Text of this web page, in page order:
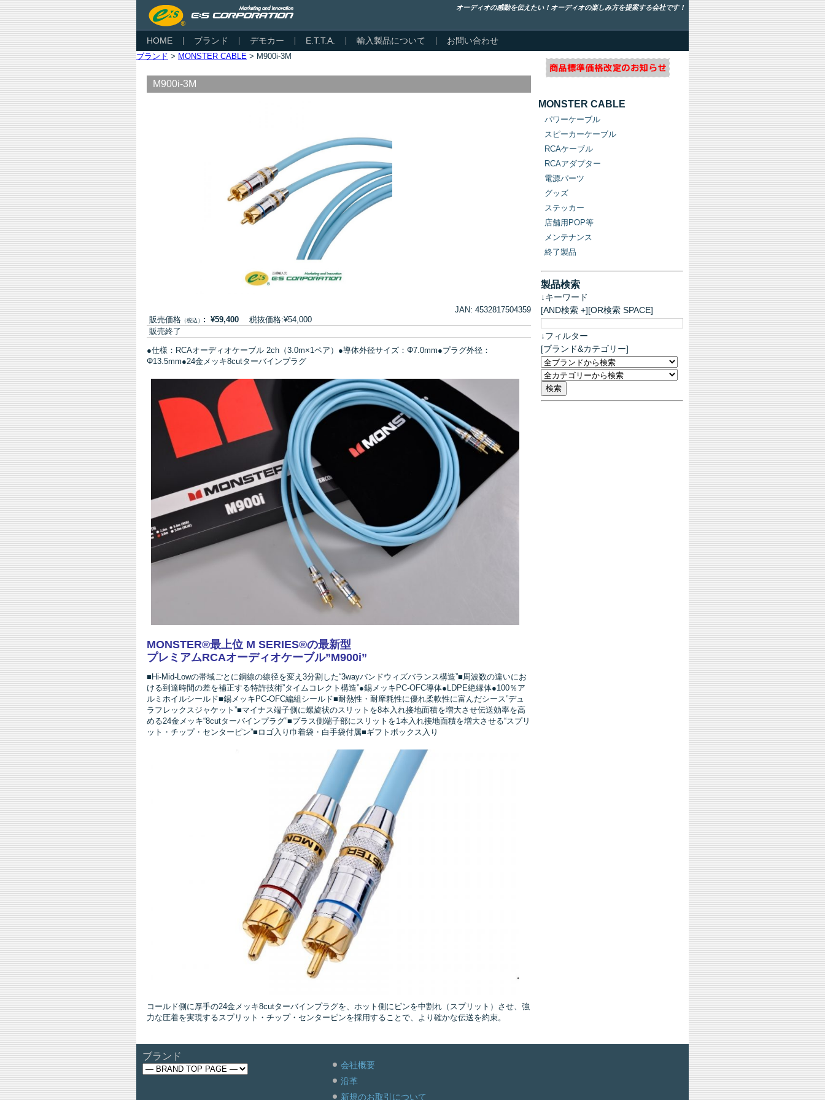
オーディオの感動を伝えたい！オーディオの楽しみ方を提案する会社です！
HOME ブランド デモカー E.T.T.A. 輸入製品について お問い合わせ
ブランド > MONSTER CABLE > M900i-3M
M900i-3M
JAN: 4532817504359
販売価格 （税込） : ¥59,400 税抜価格:¥54,000
販売終了
●仕様：RCAオーディオケーブル 2ch（3.0m×1ペア）●導体外径サイズ：Φ7.0mm●プラグ外径：
Φ13.5mm●24金メッキ8cutターバインプラグ
MONSTER®最上位 M SERIES®の最新型
プレミアムRCAオーディオケーブル”M900i”
■Hi-Mid-Lowの帯域ごとに銅線の線径を変え3分割した“3wayバンドウィズバランス構造”■周波数の違いにお
ける到達時間の差を補正する特許技術”タイムコレクト構造”●錫メッキPC-OFC導体●LDPE絶縁体●100％ア
ルミホイルシールド■錫メッキPC-OFC編組シールド■耐熱性・耐摩耗性に優れ柔軟性に富んだシース”デュ
ラフレックスジャケット”■マイナス端子側に螺旋状のスリットを8本入れ接地面積を増大させ伝送効率を高
める24金メッキ“8cutターバインプラグ”■プラス側端子部にスリットを1本入れ接地面積を増大させる“スプリ
ット・チップ・センターピン”■ロゴ入り巾着袋・白手袋付属■ギフトボックス入り
コールド側に厚手の24金メッキ8cutターバインプラグを、ホット側にピンを中割れ（スプリット）させ、強
力な圧着を実現するスプリット・チップ・センターピンを採用することで、より確かな伝送を約束。
MONSTER CABLE
パワーケーブル
スピーカーケーブル
RCAケーブル
RCAアダプター
電源パーツ
グッズ
ステッカー
店舗用POP等
メンテナンス
終了製品
製品検索
↓キーワード
[AND検索 +][OR検索 SPACE]
↓フィルター
[ブランド&カテゴリー]
ブランド
会社概要
沿革
新規のお取引について